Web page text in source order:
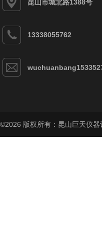
昆山市城北路1388号
13338055762
©2026 版权所有：昆山巨天仪